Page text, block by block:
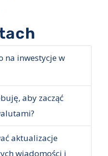
na inwestycje w
aby zacząć
aktualizacje
wiadomości i